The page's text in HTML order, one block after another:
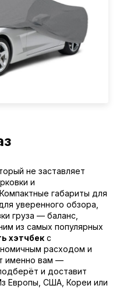
не заставляет
и
габариты для
уверенного обзора,
груза — баланс,
из самых популярных
хэтчбек с
расходом и
именно вам —
и доставит
Европы, США, Кореи или